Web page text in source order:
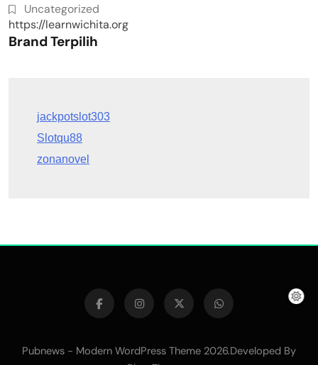
Uncategorized
https://learnwichita.org
Brand Terpilih
Slotqu88
zonanovel
Pubnews - Modern WordPress Theme 2026.Developed By